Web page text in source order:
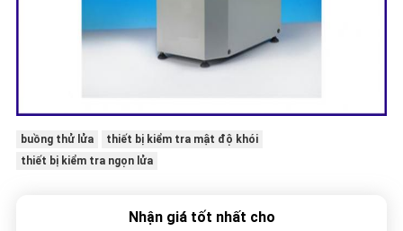
buồng thử lửa
thiết bị kiểm tra mật độ khói
thiết bị kiểm tra ngọn lửa
Nhận giá tốt nhất cho